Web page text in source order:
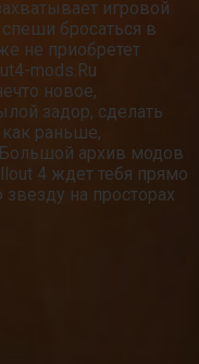
игровой
бросаться в
не приобретет
mods.Ru
новое,
задор, сделать
раньше,
архив модов
4 ждет тебя прямо
на просторах